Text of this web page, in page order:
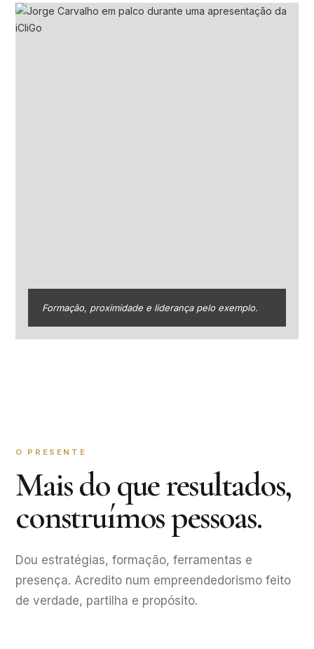
Formação, proximidade e liderança pelo exemplo.
O PRESENTE
Mais do que resultados,
construímos pessoas.
Dou estratégias, formação, ferramentas e
presença. Acredito num empreendedorismo feito
de verdade, partilha e propósito.